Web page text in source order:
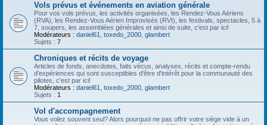
Vols prévus et événements en aviation générale
Pour vos vols prévus, les activités organisées, les Rendez-Vous Aériens
(RVA), les Rendez-Vous Aérien Improvisés (RVI), les festivals, spectacles, 5 à
7, soupers, les assemblées générales et ainsi de suite, c'est par ici!
Modérateurs : daniel61 toxedo_2000 glambert
Sujets : 7
Chroniques et récits de voyage
Articles de fonds, anecdotes, faits vécus, analyses, récits et compte-rendu
d'expériences qui sont susceptibles d'être d'intérêt pour la communauté des
pilotes, c'est par ici!
Modérateurs : daniel61 toxedo_2000 glambert
Sujets : 1
Vol d'accompagnement
Vous volez souvent seul? Alors pourquoi ne pas offrir votre siège vide à un